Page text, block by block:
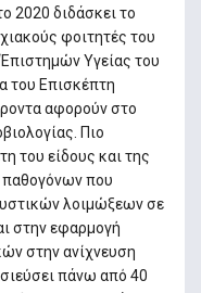
2020 διδάσκει το
φοιτητές του
Υγείας του
του Επισκέπτη
αφορούν στο
Πιο
του είδους και της
που
λοιμώξεων σε
στην εφαρμογή
στην ανίχνευση
πάνω από 40